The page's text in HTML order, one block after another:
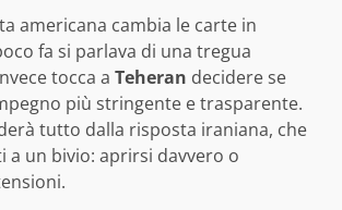
americana cambia le carte in
fa si parlava di una tregua
tocca a Teheran decidere se
più stringente e trasparente.
tutto dalla risposta iraniana, che
a un bivio: aprirsi davvero o